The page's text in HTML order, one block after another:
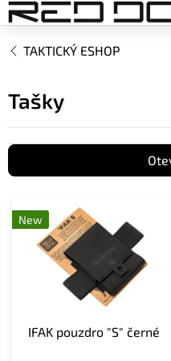
Přejít
na
obsahTAKTICKÝ ESHOP
Tašky
p
New
IFAK pouzdro "S" černé